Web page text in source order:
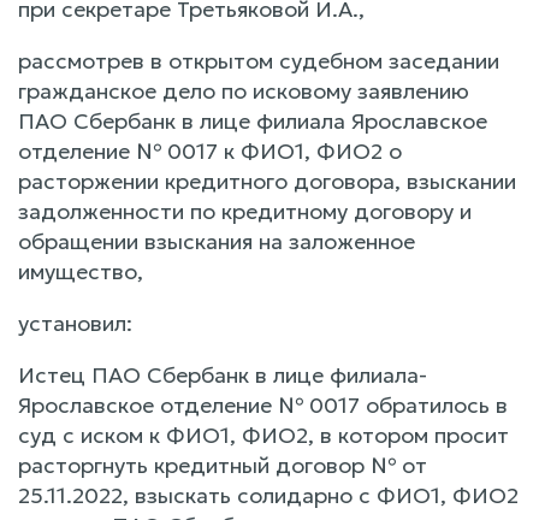
при секретаре Третьяковой И.А.,
рассмотрев в открытом судебном заседании
гражданское дело по исковому заявлению
ПАО Сбербанк в лице филиала Ярославское
отделение № 0017 к ФИО1, ФИО2 о
расторжении кредитного договора, взыскании
задолженности по кредитному договору и
обращении взыскания на заложенное
имущество,
установил:
Истец ПАО Сбербанк в лице филиала-
Ярославское отделение № 0017 обратилось в
суд с иском к ФИО1, ФИО2, в котором просит
расторгнуть кредитный договор № от
25.11.2022, взыскать солидарно с ФИО1, ФИО2